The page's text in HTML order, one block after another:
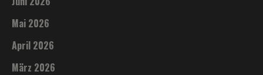
Mai 2026
April 2026
März 2026